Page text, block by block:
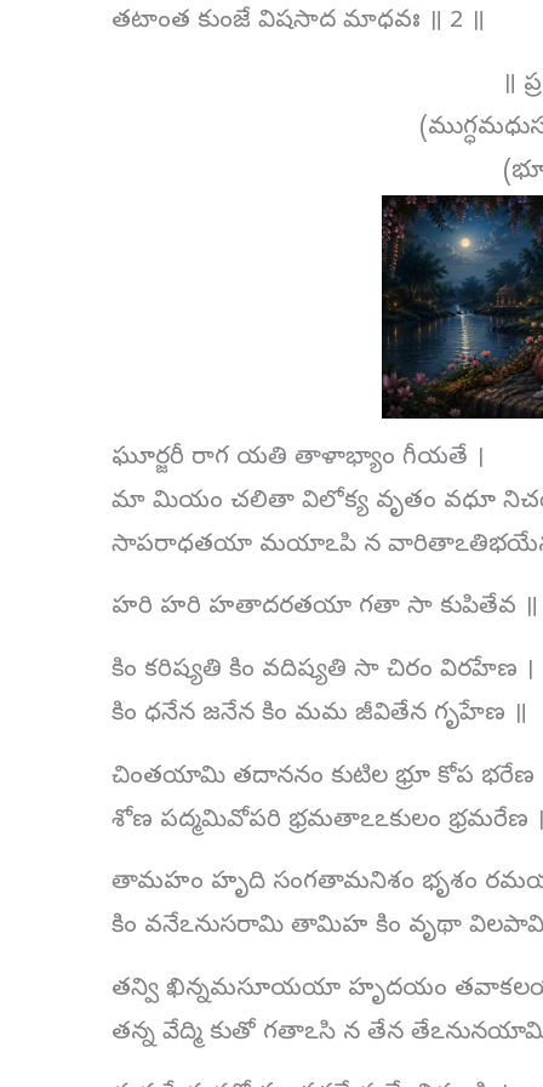
తటాంత కుంజే విషసాద మాధవః ॥ 2 ॥
॥
ఘూర్జరీ రాగ యతి తాళాభ్యాం గీయతే ।
మా మియం చలితా విలోక్య వృతం వధూ
సాపరాధతయా మయాఽపి న
హరి హరి హతాదరతయా గతా సా కుపితేవ ॥
కిం కరిష్యతి కిం వదిష్యతి సా చిరం విరహేణ ।
కిం ధనేన జనేన కిం మమ జీవితేన గృహేణ ॥
చింతయామి తదాననం కుటిల భ్రూ కోప భరేణ
శోణ పద్మమివోపరి భ్రమతాఽఽకులం భ్రమరేణ
తామహం హృది సంగతామనిశం భృశం
కిం వనేఽనుసరామి తామిహ కిం వృథా
తన్వి ఖిన్నమసూయయా హృదయం
తన్న వేద్మి కుతో గతాఽసి న తేన